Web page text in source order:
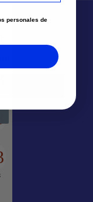
personales de